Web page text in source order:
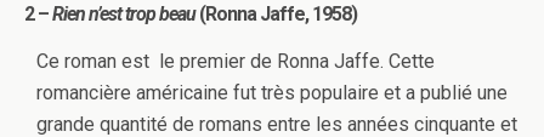
2 –Rien n’est trop beau(Ronna Jaffe, 1958)
Ce roman est le premier de Ronna Jaffe. Cette
romancière américaine fut très populaire et a publié une
grande quantité de romans entre les années cinquante et